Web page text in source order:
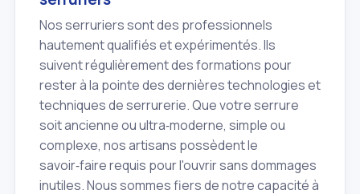
Nos serruriers sont des professionnels
hautement qualifiés et expérimentés. Ils
suivent régulièrement des formations pour
rester à la pointe des dernières technologies et
techniques de serrurerie. Que votre serrure
soit ancienne ou ultra‑moderne, simple ou
complexe, nos artisans possèdent le
savoir‑faire requis pour l'ouvrir sans dommages
inutiles. Nous sommes fiers de notre capacité à